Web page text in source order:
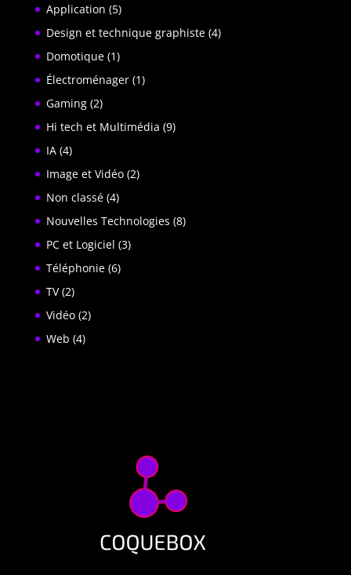
Application (5)
Design et technique graphiste(4)
Domotique(1)
Électroménager(1)
Gaming(2)
Hi tech et Multimédia (9)
IA(4)
Image et Vidéo(2)
Non classé(4)
Nouvelles Technologies (8)
PC et Logiciel (3)
Téléphonie(6)
TV(2)
Vidéo(2)
Web (4)